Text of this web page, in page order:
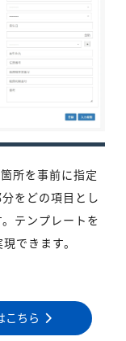
所を事前に指定
をどの項目とし
テンプレートを
できます。
こちら